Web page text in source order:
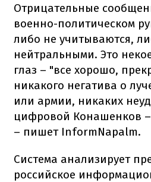
Отрицательные
военно-политическом
либо не учитываются,
нейтральными. Это
глаз – "все хорошо,
никакого негатива о
или армии, никаких
цифровой Конашенков –
– пишет InformNapalm.
Система анализирует
российское